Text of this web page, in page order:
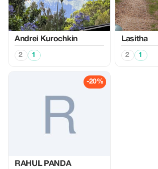
Аndrei Kurochkin
2 1
Lasitha
2 1
-20%
RAHUL PANDA